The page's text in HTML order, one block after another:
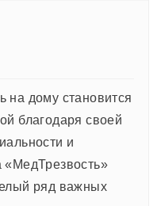
на дому становится
благодаря своей
и
«МедТрезвость»
ряд важных